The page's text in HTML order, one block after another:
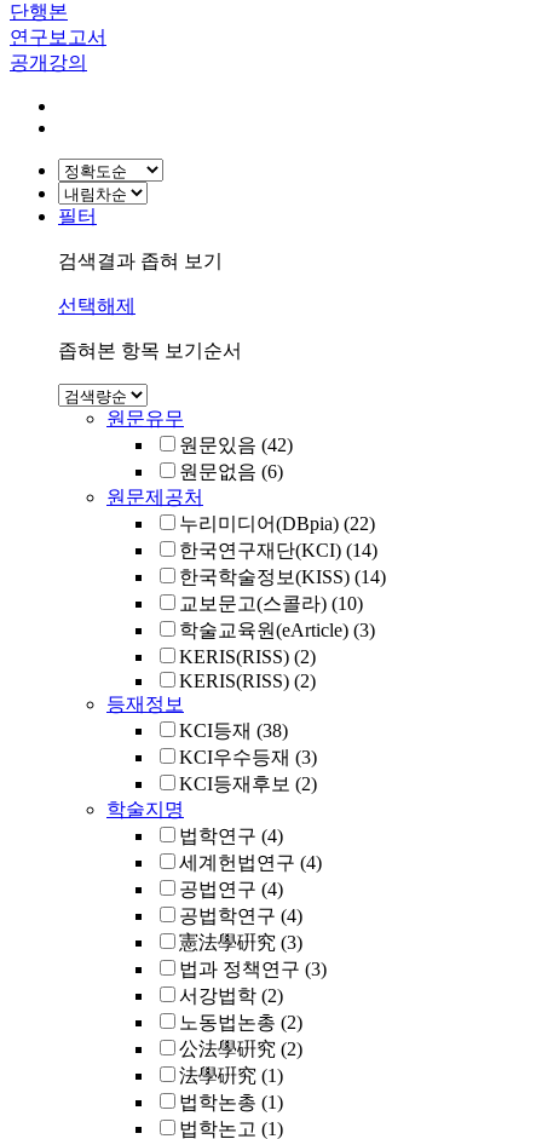
단행본
연구보고서
공개강의
필터
검색결과 좁혀 보기
선택해제
좁혀본 항목 보기순서
원문유무
원문있음 (42)
원문없음 (6)
원문제공처
누리미디어(DBpia) (22)
한국연구재단(KCI) (14)
한국학술정보(KISS) (14)
교보문고(스콜라) (10)
학술교육원(eArticle) (3)
KERIS(RISS) (2)
KERIS(RISS) (2)
등재정보
KCI등재 (38)
KCI우수등재 (3)
KCI등재후보 (2)
학술지명
법학연구 (4)
세계헌법연구 (4)
공법연구 (4)
공법학연구 (4)
憲法學硏究 (3)
법과 정책연구 (3)
서강법학 (2)
노동법논총 (2)
公法學硏究 (2)
法學硏究 (1)
법학논총 (1)
법학논고 (1)